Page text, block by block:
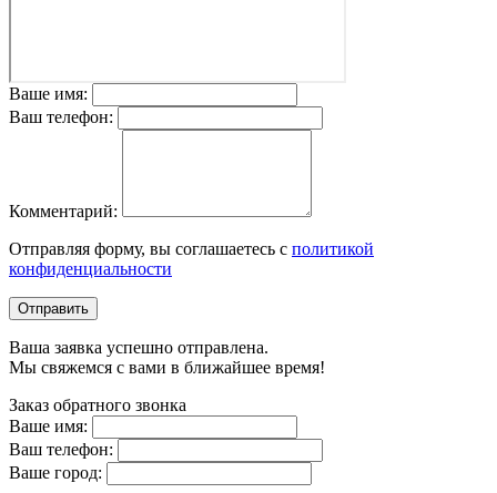
Ваше имя:
Ваш телефон:
Комментарий:
Отправляя форму, вы соглашаетесь с политикой
конфиденциальности
Отправить
Ваша заявка успешно отправлена.
Мы свяжемся с вами в ближайшее время!
Заказ обратного звонка
Ваше имя:
Ваш телефон:
Ваше город: